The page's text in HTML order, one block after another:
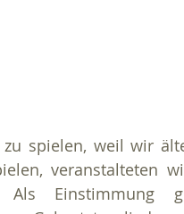
spielen, weil wir
veranstalteten
Als Einstimmung